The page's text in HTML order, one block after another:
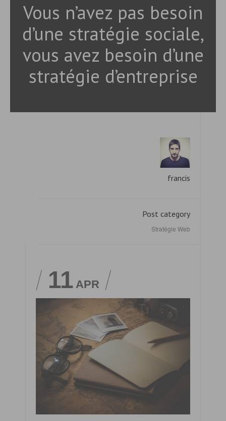
Vous n’avez pas besoin
d’une stratégie sociale,
vous avez besoin d’une
stratégie d’entreprise
francis
Post category
Stratégie Web
11 APR